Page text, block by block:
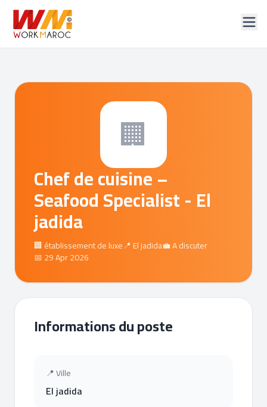
🏢
Chef de cuisine –
Seafood Specialist - El
jadida
🏢 établissement de luxe📍 El jadida💼 A discuter
📅 29 Apr 2026
Informations du poste
📍 Ville
El jadida